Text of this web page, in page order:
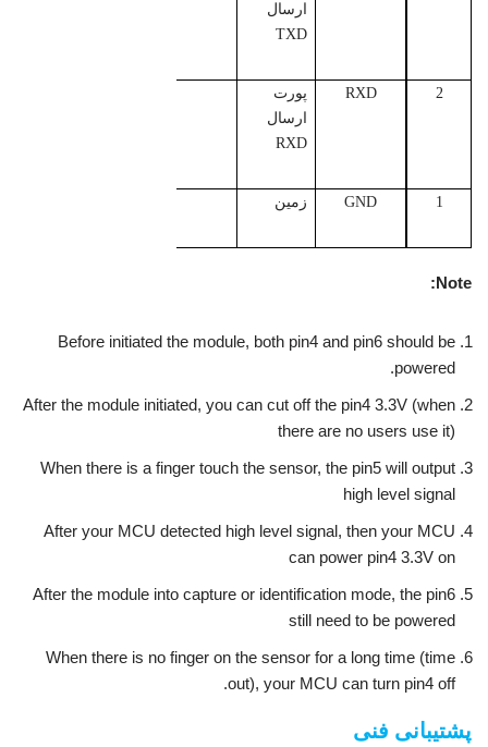
ارسال
TXD
2
RXD
پورت
ارسال
RXD
1
GND زمین
Note:
Before initiated the module, both pin4 and pin6 should be
powered.
After the module initiated, you can cut off the pin4 3.3V (when
there are no users use it)
When there is a finger touch the sensor, the pin5 will output
high level signal
After your MCU detected high level signal, then your MCU
can power pin4 3.3V on
After the module into capture or identification mode, the pin6
still need to be powered
When there is no finger on the sensor for a long time (time
out), your MCU can turn pin4 off.
پشتیبانی فنی